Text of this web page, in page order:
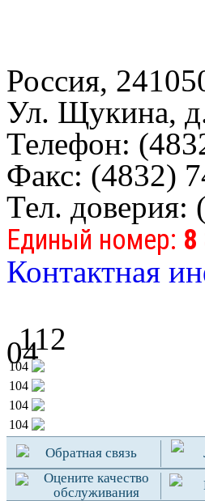
Россия,
Ул. Щукина,
Телефон:
Факс: (4832)
Тел. доверия:
Единый номер: 8
Контактная
04
112
104
104
104
104
Обратная связь
Оцените качество
обслуживания